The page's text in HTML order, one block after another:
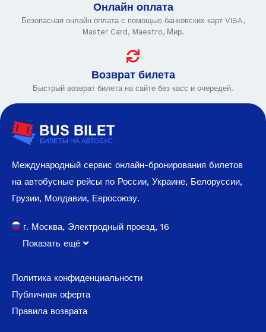
Онлайн оплата
Безопасная онлайн оплата с помощью банковских карт VISA,
Master Card, Maestro, Мир.
Возврат билета
Быстрый возврат билета на сайте без касс и очередей.
Международный сервис онлайн-бронирования билетов
на автобусные рейсы по России, Украине, Белоруссии,
Грузии, Молдавии, Евросоюзу.
г. Москва, Электродный проезд, 16
Показать ещё
Политика конфиденциальности
Публичная оферта
Правила возврата